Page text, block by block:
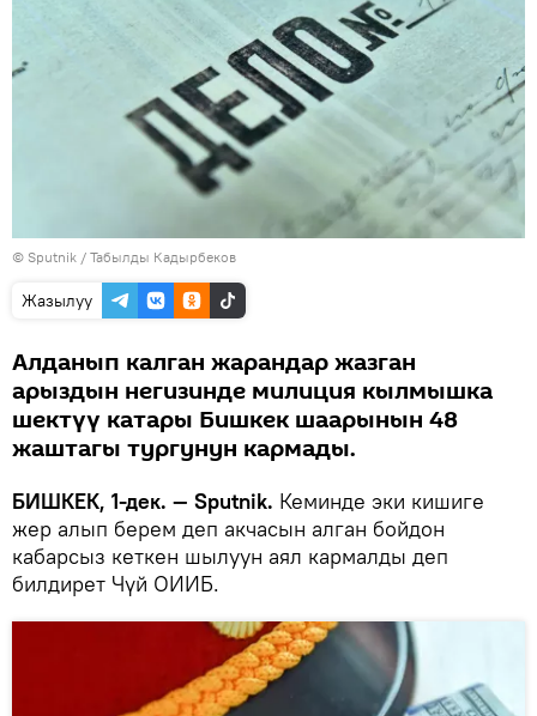
© Sputnik / Табылды Кадырбеков
Жазылуу
Алданып калган жарандар жазган
арыздын негизинде милиция кылмышка
шектүү катары Бишкек шаарынын 48
жаштагы тургунун кармады.
БИШКЕК, 1-дек. — Sputnik. Кеминде эки кишиге
жер алып берем деп акчасын алган бойдон
кабарсыз кеткен шылуун аял кармалды деп
билдирет Чүй ОИИБ.